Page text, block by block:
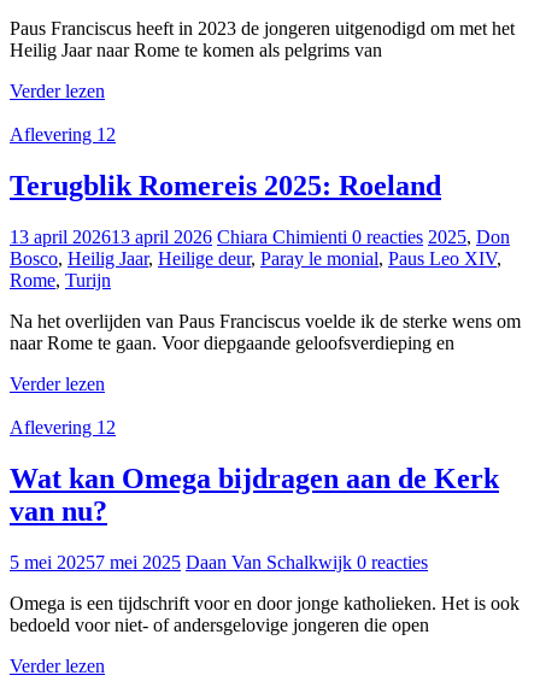
Paus Franciscus heeft in 2023 de jongeren uitgenodigd om met het
Heilig Jaar naar Rome te komen als pelgrims van
Verder lezen
Aflevering 12
Terugblik Romereis 2025: Roeland
13 april 202613 april 2026 Chiara Chimienti 0 reacties 2025, Don
Bosco, Heilig Jaar, Heilige deur, Paray le monial, Paus Leo XIV,
Rome, Turijn
Na het overlijden van Paus Franciscus voelde ik de sterke wens om
naar Rome te gaan. Voor diepgaande geloofsverdieping en
Verder lezen
Aflevering 12
Wat kan Omega bijdragen aan de Kerk
van nu?
5 mei 20257 mei 2025 Daan Van Schalkwijk 0 reacties
Omega is een tijdschrift voor en door jonge katholieken. Het is ook
bedoeld voor niet- of andersgelovige jongeren die open
Verder lezen